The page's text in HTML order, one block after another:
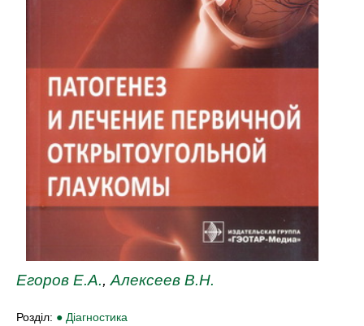
Егоров Е.А.,Алексеев В.Н.
Розділ: ● Діагностика